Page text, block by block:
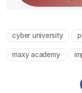
cyber university
maxy academy